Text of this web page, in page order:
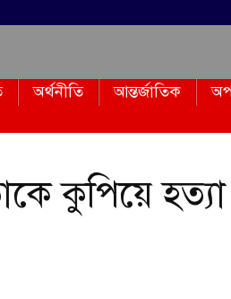
অর্থনীতি আন্তর্জাতিক
কুপিয়ে হত্যা